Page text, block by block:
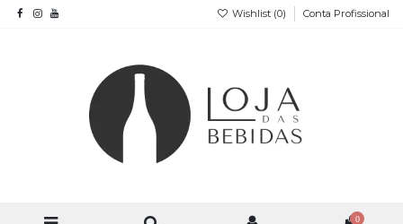
Wishlist (0) Conta Profissional
0